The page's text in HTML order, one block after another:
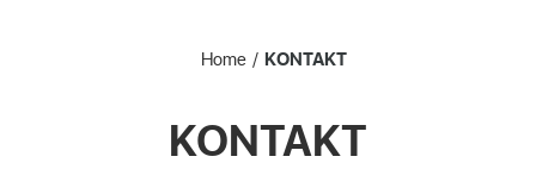
Home KONTAKT
KONTAKT